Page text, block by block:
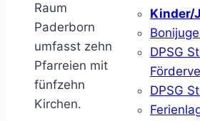
Raum
Paderborn
umfasst zehn
Pfarreien mit
fünfzehn
Kirchen.
Kinder/
DPSG
DPSG